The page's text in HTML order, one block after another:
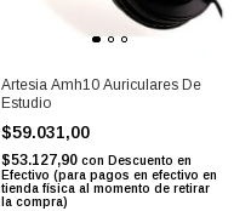
Artesia Amh10 Auriculares De
Estudio
$59.031,00
$53.127,90 con Descuento en
Efectivo (para pagos en efectivo en
tienda física al momento de retirar
la compra)